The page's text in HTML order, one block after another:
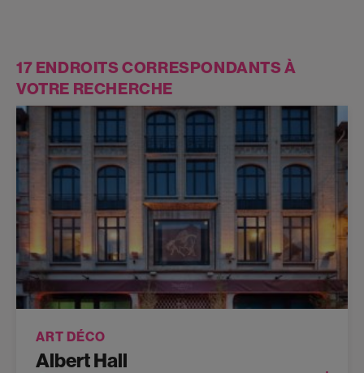
17 ENDROITS CORRESPONDANTS À
VOTRE RECHERCHE
ART DÉCO
Albert Hall